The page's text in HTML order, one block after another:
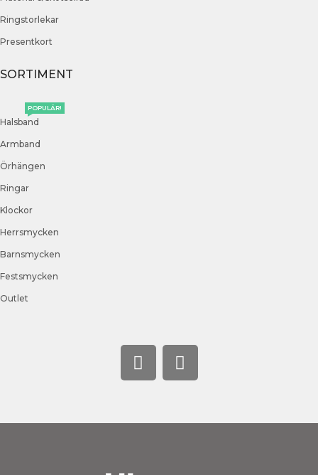
Ringstorlekar
Presentkort
SORTIMENT
Halsband
POPULÄR!
Armband
Örhängen
Ringar
Klockor
Herrsmycken
Barnsmycken
Festsmycken
Outlet